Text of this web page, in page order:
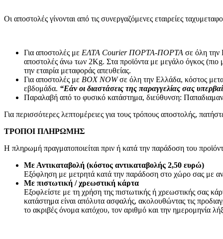
Παιδικές Κάμερες
Αναμεταδότες
Συσκευές Ήχου
Πικάπ
Ραδιόφωνα
CD Players/Hi-Fi
MP3 & MP4 Players
Φορητά ηχεία
Αξεσουάρ Εικόνας & Ήχου
CD/DVD Δίσκοι
Ακουστικά
Μετατροπείς
Βάσεις TV & Ηχείων
2.50mm²-3.50mm²-6.30mm² (JACK)
Scart
Καλώδια Οπτικής Ίνας (Toslink)
HDMI
RCA
Canon Speakon
Οι αποστολές γίνονται από τις συνεργαζόμενες εταιρείες
Για αποστολές με ΕΛΤΑ Courier ΠΟΡΤΑ-ΠΟΡΤΑ σε όλη την
αποστολές άνω των 2Κg. Στα προϊόντα με μεγάλο όγκος
την εταιρία μεταφοράς απευθείας.
Για αποστολές με BOX NOWσε όλη την Ελλάδα, κόστος
εβδομάδα. “Εάν οι διαστάσεις της παραγγελίας σας
Παραλαβή από το φυσικό κατάστημα, διεύθυνση:
Για περισσότερες λεπτομέρειες για τους τρόπους αποστολής,
ΤΡΟΠΟΙ ΠΛΗΡΩΜΗΣ
Η πληρωμή πραγματοποιείται πριν ή κατά την παράδοση του
Με Αντικαταβολή (κόστος αντικαταβολής 2,50 ευρώ)
Εξόφληση με μετρητά κατά την παράδοση στο χώρο σας με
Με πιστωτική / χρεωστική κάρτα
Εξοφλείστε με τη χρήση της πιστωτικής ή χρεωστικής σας
κατάστημα είναι απόλυτα ασφαλής, ακολουθώντας τις
το ακριβές όνομα κατόχου, τον αριθμό και την ημερομηνία